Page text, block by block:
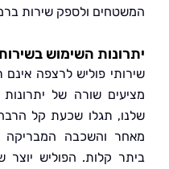
ולספק שירות ברמה
השימוש בשירותי
פוליש לרצפה אינם רק
שורה של יתרונות
תגלו שכעת קל הרבה יותר
והשכבה המבריקה גורמת
קלות. הפוליש יוצר שכבת